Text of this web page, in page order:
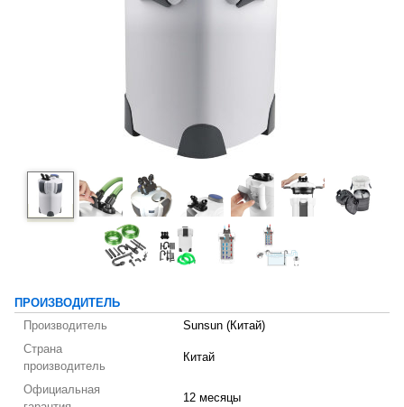
ПРОИЗВОДИТЕЛЬ
Производитель
Sunsun (Китай)
Страна
производитель
Китай
Официальная
12 месяцы